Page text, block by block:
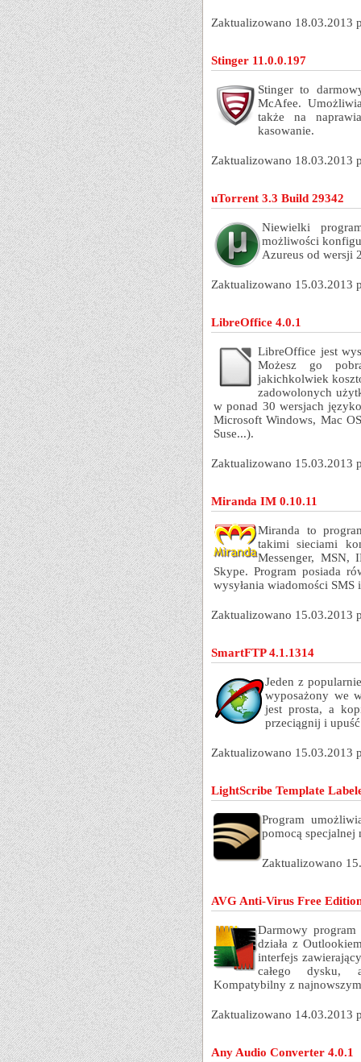
Zaktualizowano 18.03.2013
Stinger 11.0.0.197
Stinger to
McAfee.
także na
kasowanie.
Zaktualizowano 18.03.2013
uTorrent 3.3 Build 29342
Niewielki
możliwości
Azureus od wersji
Zaktualizowano 15.03.2013
LibreOffice 4.0.1
LibreOffice jest
Możesz go
jakichkolwiek
zadowolonych
w ponad 30 wersjach
Microsoft Windows, Mac
Suse...).
Zaktualizowano 15.03.2013
Miranda IM 0.10.11
Miranda to
takimi sieciami
Messenger, MSN,
Skype. Program posiada
wysyłania wiadomości SMS
Zaktualizowano 15.03.2013
SmartFTP 4.1.1314
Jeden z
wyposażony we
jest prosta, a
przeciągnij i
Zaktualizowano 15.03.2013
LightScribe Template
Program
pomocą
Zaktualizowano
AVG Anti-Virus Free
Darmowy
działa z
interfejs
całego dysku,
Kompatybilny z
Zaktualizowano 14.03.2013
Any Audio Converter 4.0.1